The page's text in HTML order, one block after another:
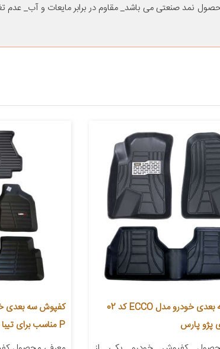
نمد صنعتی می باشد_ مقاوم در برابر مایعات و آب_ عدم
کفپوش سه بعدی خودرو مدل ECCO کد 02
پژو پارس
کفپوش سه بعدی
P مناسب برای تیبا به همراه کفپوش صندوق